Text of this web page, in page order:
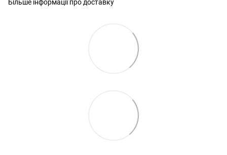
Більше інформації про доставку